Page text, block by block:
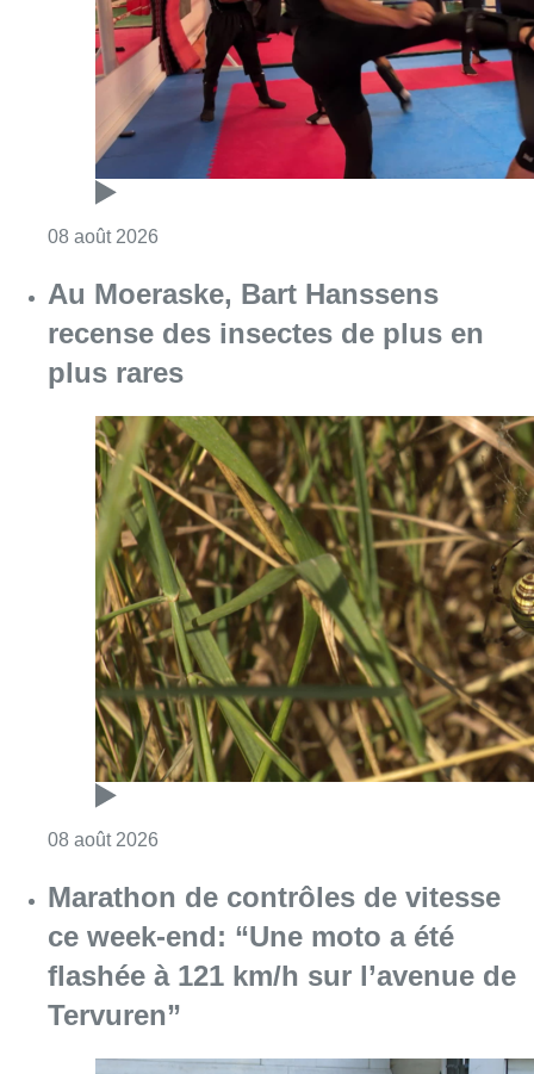
08 août 2026
Au Moeraske, Bart Hanssens
recense des insectes de plus en
plus rares
08 août 2026
Marathon de contrôles de vitesse
ce week-end: “Une moto a été
flashée à 121 km/h sur l’avenue de
Tervuren”